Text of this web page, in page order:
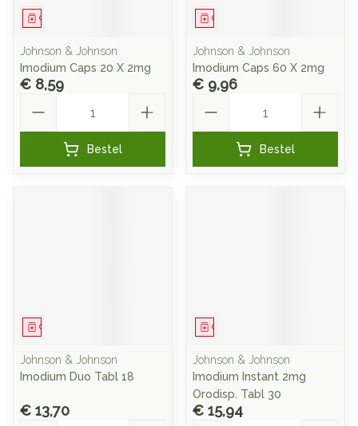
Geneesmiddel
Johnson & Johnson
Imodium Caps 20 X 2mg
€ 8,59
Bestel
Geneesmiddel
Johnson & Johnson
Imodium Caps 60 X 2mg
€ 9,96
Bestel
Geneesmiddel
Johnson & Johnson
Imodium Duo Tabl 18
€ 13,70
Geneesmiddel
Johnson & Johnson
Imodium Instant 2mg
Orodisp. Tabl 30
€ 15,94